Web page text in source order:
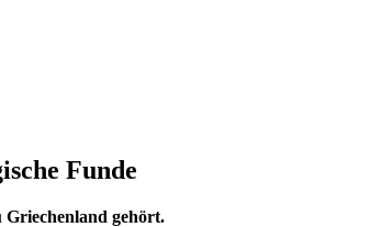
Funde
Griechenland gehört.